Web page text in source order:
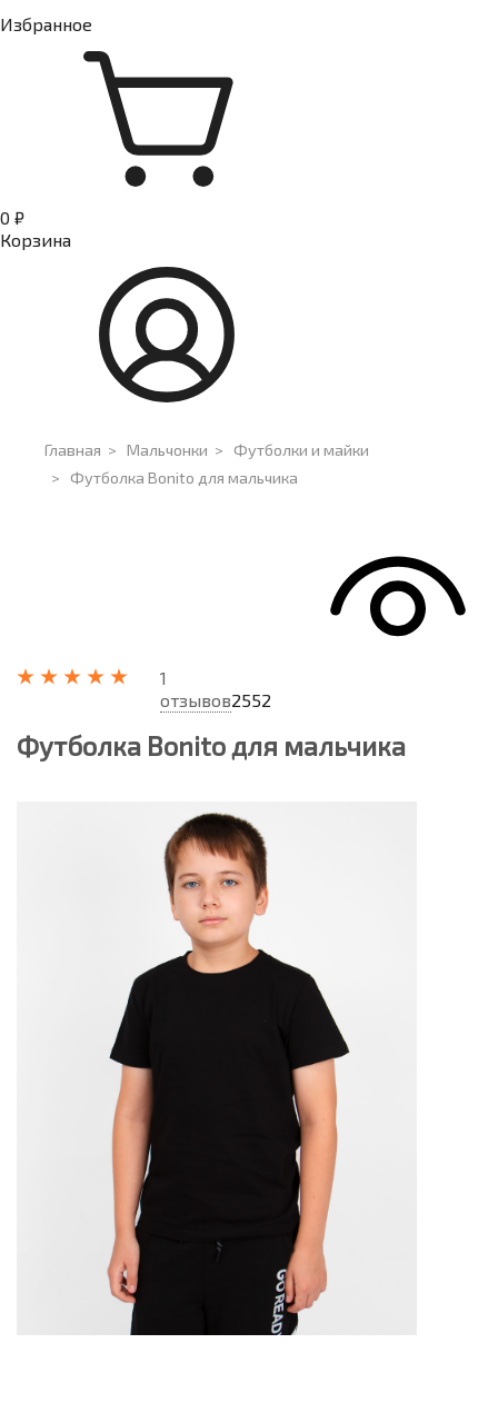
Избранное
0 ₽
Корзина
Главная > Мальчонки > Футболки и майки
> Футболка Bonito для мальчика
1
отзывов2552
Футболка Bonito для мальчика